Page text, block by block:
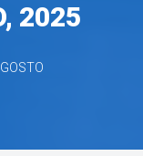
2025